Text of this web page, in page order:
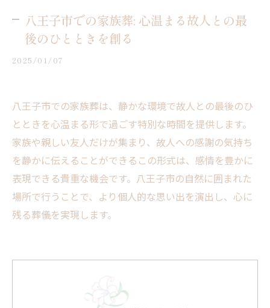
八王子市での家族葬: 心温まる故人との最
後のひとときを創る
2025/01/07
八王子市での家族葬は、静かな環境で故人との最後のひ
とときを心温まる形で過ごす特別な時間を提供します。
家族や親しい友人だけが集まり、故人への感謝の気持ち
を静かに伝えることができるこの形式は、感情を豊かに
表現できる貴重な機会です。八王子市の自然に囲まれた
場所で行うことで、より個人的な思い出を演出し、心に
残る葬儀を実現します。